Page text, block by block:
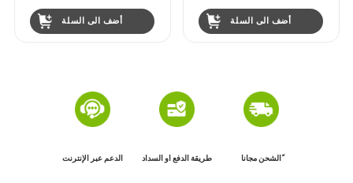
أضف الى السلة أضف الى السلة
ًالشحن مجانا طريقة الدفع او السداد الدعم عبر الإنترنت